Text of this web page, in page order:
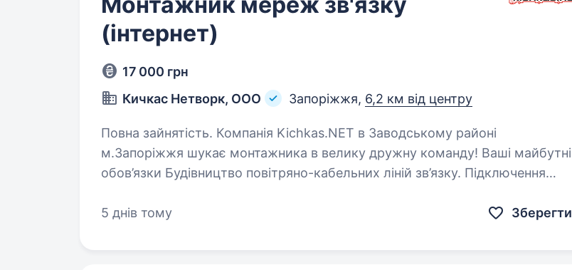
(інтернет)
17 000 грн
Кичкас Нетворк, ООО
Запоріжжя, 6,2 км від центру
Повна зайнятість. Компанія Kichkas.NET в Заводському районі
м.Запоріжжя шукає монтажника в велику дружну команду! Ваші майбутні
обов’язки Будівництво повітряно-кабельних ліній зв’язку. Підключення
5 днів тому
Зберегти